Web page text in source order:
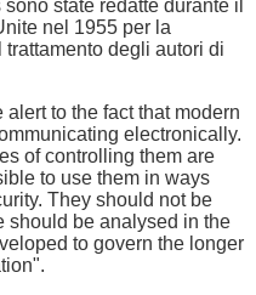
state redatte durante il
nel 1955 per la
degli autori di
to the fact that modern
electronically.
of controlling them are
to use them in ways
They should not be
should be analysed in the
to govern the longer